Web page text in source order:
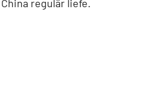
regulär liefe.